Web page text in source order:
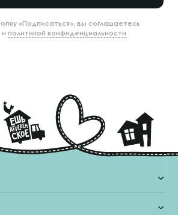
«Подписаться», вы соглашаетесь
и политикой конфиденциальности